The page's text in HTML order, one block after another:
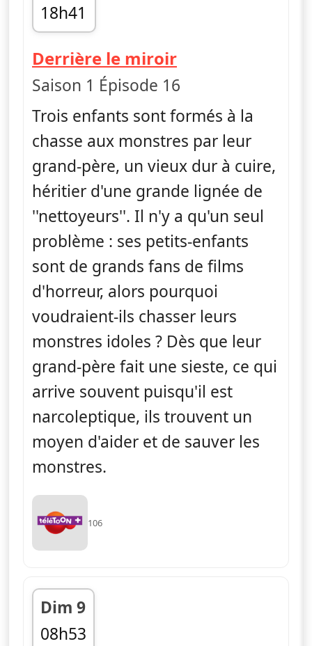
18h41
fin 18h56
Derrière le miroir— Monster
Saison 1 Épisode 16
Trois enfants sont formés à la
chasse aux monstres par leur
grand-père, un vieux dur à cuire,
héritier d'une grande lignée de
''nettoyeurs''. Il n'y a qu'un seul
problème : ses petits-enfants
sont de grands fans de films
d'horreur, alors pourquoi
voudraient-ils chasser leurs
monstres idoles ? Dès que leur
grand-père fait une sieste, ce qui
arrive souvent puisqu'il est
narcoleptique, ils trouvent un
moyen d'aider et de sauver les
monstres.
106
Dim 9
08h53